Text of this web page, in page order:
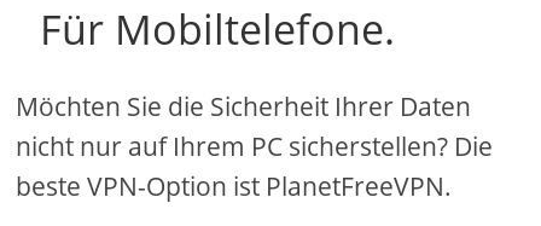
Für Mobiltelefone.
Möchten Sie die Sicherheit Ihrer Daten
nicht nur auf Ihrem PC sicherstellen? Die
beste VPN-Option ist PlanetFreeVPN.